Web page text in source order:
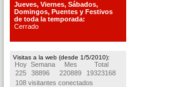
Jueves, Viernes, Sábados,
Domingos, Puentes y Festivos
de toda la temporada:
Cerrado
Visitas a la web (desde 1/5/2010):
Hoy Semana Mes
Total
225
38896 220889
19323168
108 visitantes conectados